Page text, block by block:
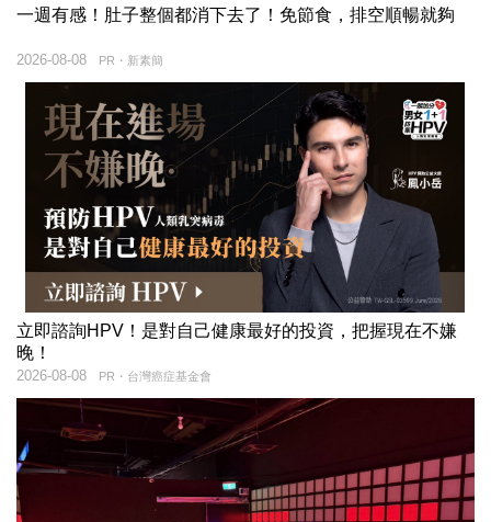
一週有感！肚子整個都消下去了！免節食，排空順暢就夠
PR・新素簡
2026-08-08
立即諮詢HPV！是對自己健康最好的投資，把握現在不嫌
晚！
PR・台灣癌症基金會
2026-08-08